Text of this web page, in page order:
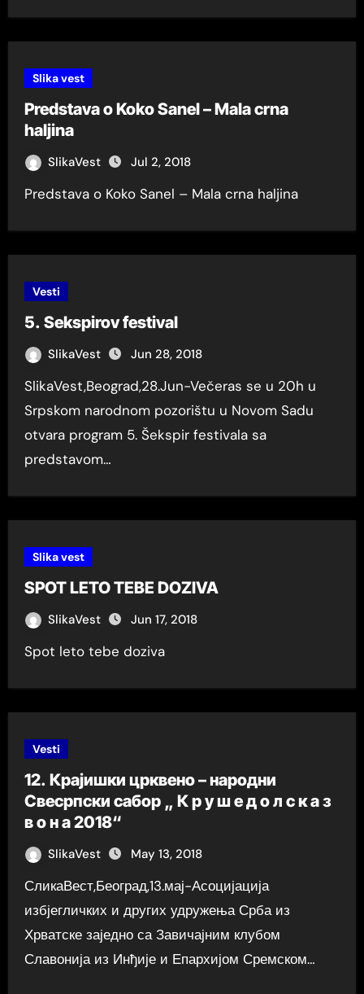
Slika vest
Predstava o Koko Sanel – Mala crna
haljina
SlikaVest Jul 2, 2018
Predstava o Koko Sanel – Mala crna haljina
Vesti
5. Sekspirov festival
SlikaVest Jun 28, 2018
SlikaVest,Beograd,28.Jun-Večeras se u 20h u
Srpskom narodnom pozorištu u Novom Sadu
otvara program 5. Šekspir festivala sa
predstavom…
Slika vest
SPOT LETO TEBE DOZIVA
SlikaVest Jun 17, 2018
Spot leto tebe doziva
Vesti
12. Крајишки црквено – народни
Свесрпски сабор „ К р у ш е д о л с к а з
в о н а 2018“
SlikaVest May 13, 2018
СликаВест,Београд,13.мај-Асоцијација
избјегличких и других удружења Срба из
Хрватске заједно са Завичајним клубом
Славонија из Инђије и Епархијом Сремском…